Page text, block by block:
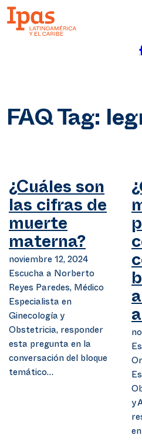
FAQ Tag:
¿Cuáles son
las cifras de
muerte
materna?
noviembre 12, 2024
Escucha a Norberto
Reyes Paredes, Médico
Especialista en
Ginecología y
Obstetricia, responder
esta pregunta en la
conversación del bloque
temático…
y